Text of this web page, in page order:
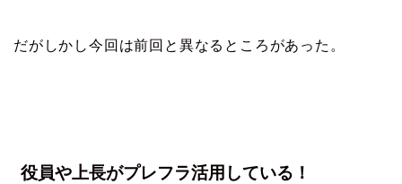
だがしかし今回は前回と異なるところがあった。
役員や上長がプレフラ活用している！